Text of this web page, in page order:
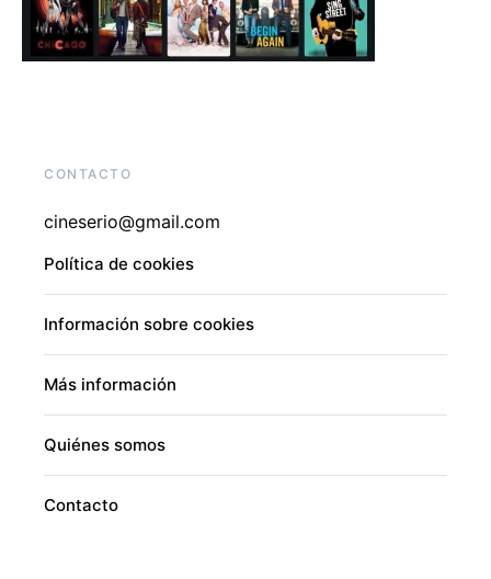
CONTACTO
cineserio@gmail.com
Política de cookies
Información sobre cookies
Más información
Quiénes somos
Contacto